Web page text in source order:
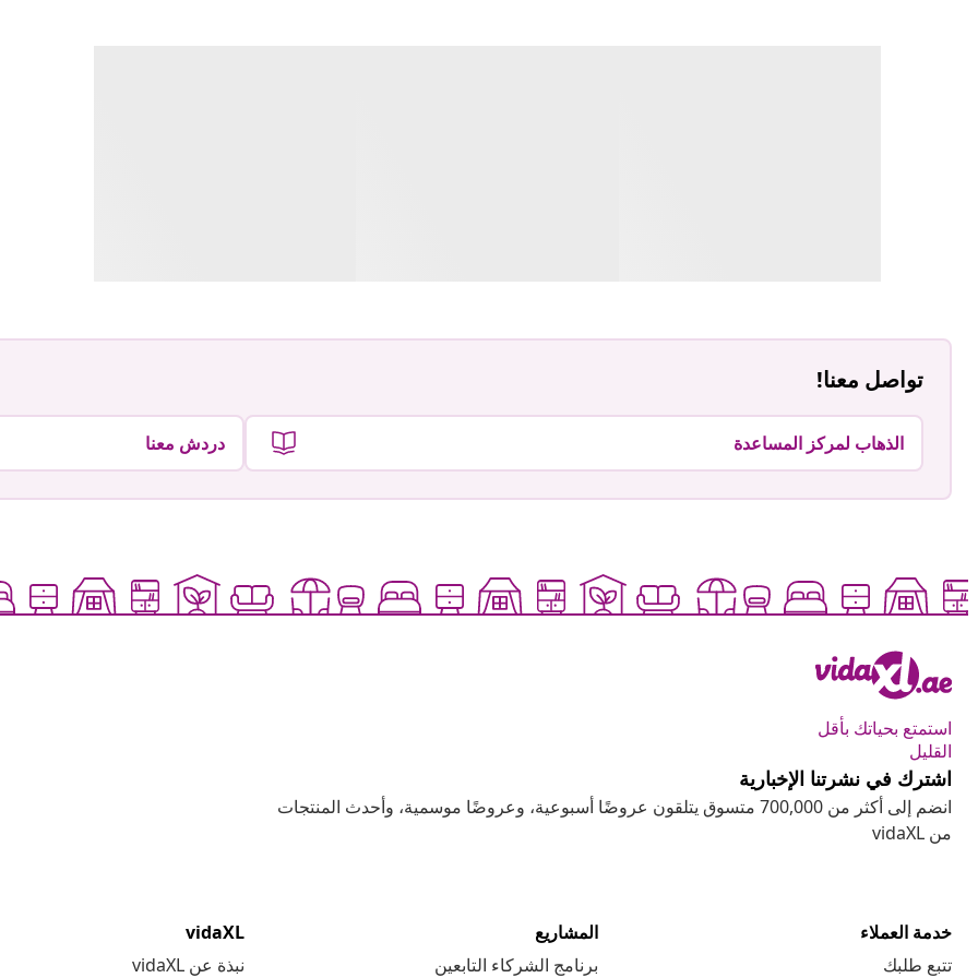
تواصل معنا!
الذهاب لمركز المساعدة دردش معنا
استمتع بحياتك بأقل
القليل
اشترك في نشرتنا الإخبارية
انضم إلى أكثر من 700,000 متسوق يتلقون عروضًا أسبوعية، وعروضًا موسمية، وأحدث المنتجات
من vidaXL
خدمة العملاء
تتبع طلبك
المشاريع
برنامج الشركاء التابعين
vidaXL
نبذة عن vidaXL